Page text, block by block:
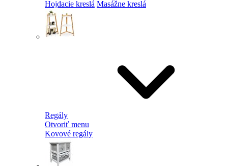
Hojdacie kreslá Masážne kreslá
Regály
Otvoriť menu
Kovové regály